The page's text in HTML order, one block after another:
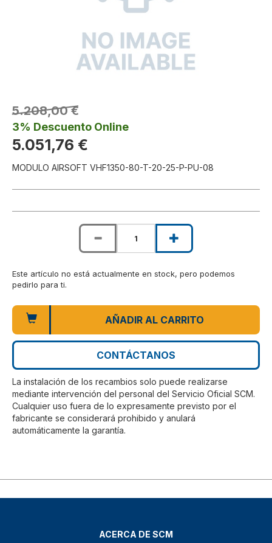
5.208,00 €
3% Descuento Online
5.051,76 €
MODULO AIRSOFT VHF1350-80-T-20-25-P-PU-08
Este artículo no está actualmente en stock, pero podemos
pedirlo para ti.
AÑADIR AL CARRITO
CONTÁCTANOS
La instalación de los recambios solo puede realizarse
mediante intervención del personal del Servicio Oficial SCM.
Cualquier uso fuera de lo expresamente previsto por el
fabricante se considerará prohibido y anulará
automáticamente la garantía.
ACERCA DE SCM